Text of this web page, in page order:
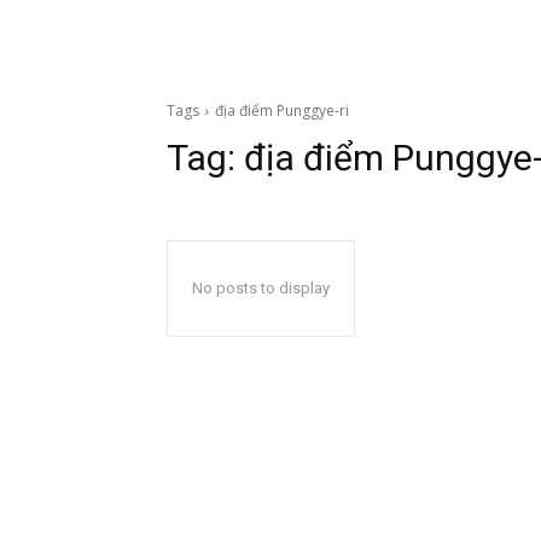
Tags địa điểm Punggye-ri
Tag: địa điểm
No posts to display